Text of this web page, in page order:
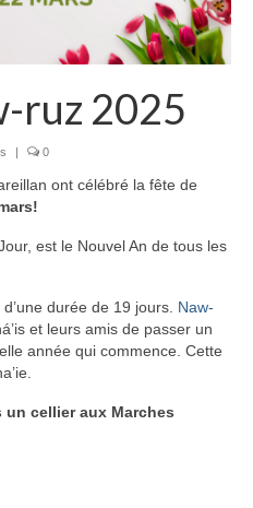
ruz 2025
| 0
ont célébré la fête de
est le Nouvel An de tous les
durée de 19 jours. Naw-
et leurs amis de passer un
année qui commence. Cette
cellier aux Marches